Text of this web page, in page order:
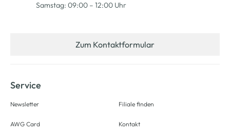
Samstag: 09:00 – 12:00 Uhr
Zum Kontaktformular
Service
Newsletter
AWG Card
Filiale finden
Kontakt